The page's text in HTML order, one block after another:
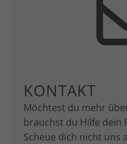
KONTAKT
Möchtest du mehr
brauchst du Hilfe dein
Scheue dich nicht uns